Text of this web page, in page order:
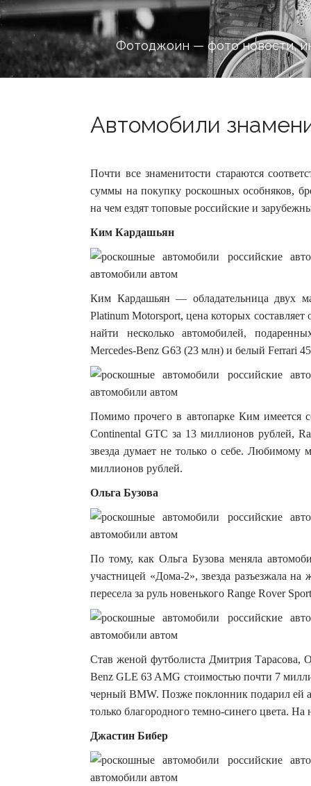
Фотоджоин — фото новости,
Автомобили
Почти все знаменитости стараются
суммы на покупку роскошных особняков,
на чем ездят топовые российские и
Ким Кардашьян
Ким Кардашьян — обладательница двух
Platinum Motorsport, цена которых
найти несколько автомобилей,
Mercedes-Benz G63 (23 млн) и белый Ferrari
Помимо прочего в автопарке Ким имеется
Continental GTC за 13 миллионов рублей,
звезда думает не только о себе. Любимому
миллионов рублей.
Ольга Бузова
По тому, как Ольга Бузова меняла
участницей «Дома-2», звезда разъезжала
пересела за руль новенького Range Rover
Став женой футболиста Дмитрия Тарасова,
Benz GLE 63 AMG стоимостью почти 7
черный BMW. Позже поклонник подарил ей
только благородного темно-синего цвета. На
Джастин Бибер